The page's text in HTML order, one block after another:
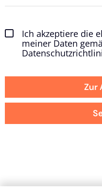
Ich akzeptiere die
meiner Daten
Zur